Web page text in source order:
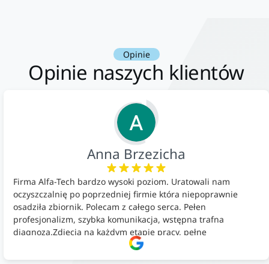
Opinie
Opinie naszych klientów
Anna Brzezicha
Firma Alfa-Tech bardzo wysoki poziom. Uratowali nam
oczyszczalnię po poprzedniej firmie która niepoprawnie
osadziła zbiornik. Polecam z całego serca. Pełen
profesjonalizm, szybka komunikacja, wstępna trafna
diagnoza.Zdjęcia na każdym etapie pracy, pełne
doradztwo.Dobrze wyszkoleni i znający się na rzeczy.
Podsumowując ekipa na wysokim poziomie, rzetelna. Bardzo